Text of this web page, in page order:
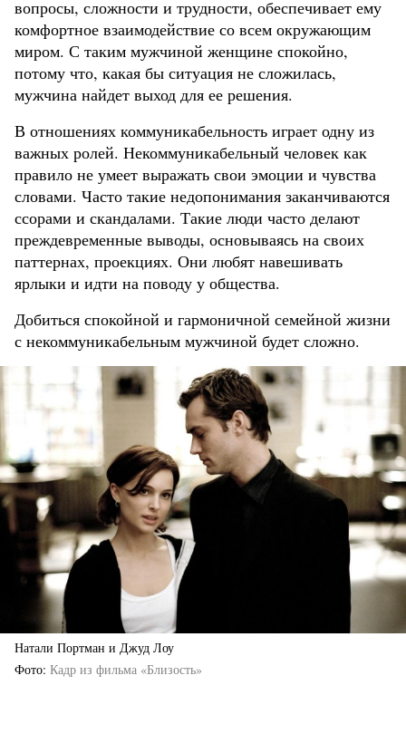
вопросы, сложности и трудности, обеспечивает ему
комфортное взаимодействие со всем окружающим
миром. С таким мужчиной женщине спокойно,
потому что, какая бы ситуация не сложилась,
мужчина найдет выход для ее решения.
В отношениях коммуникабельность играет одну из
важных ролей. Некоммуникабельный человек как
правило не умеет выражать свои эмоции и чувства
словами. Часто такие недопонимания заканчиваются
ссорами и скандалами. Такие люди часто делают
преждевременные выводы, основываясь на своих
паттернах, проекциях. Они любят навешивать
ярлыки и идти на поводу у общества.
Добиться спокойной и гармоничной семейной жизни
с некоммуникабельным мужчиной будет сложно.
Натали Портман и Джуд Лоу
Фото Кадр из фильма «Близость»